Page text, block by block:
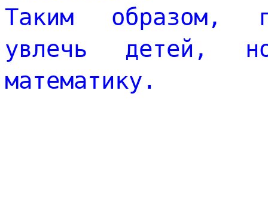
Таким образом,
увлечь детей,
математику.